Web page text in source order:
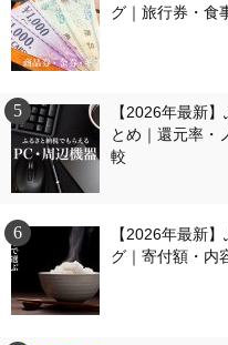
グ｜旅行券・食
【2026年最新
とめ｜還元率・
較
【2026年最新
グ｜寄付額・内